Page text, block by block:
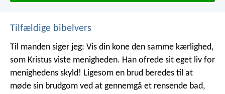
Tilfældige bibelvers
Til manden siger jeg: Vis din kone den samme kærlighed,
som Kristus viste menigheden. Han ofrede sit eget liv for
menighedens skyld! Ligesom en brud beredes til at
møde sin brudgom ved at gennemgå et rensende bad,